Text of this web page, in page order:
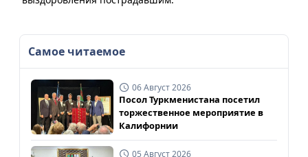
Самое читаемое
06 Август 2026
Посол Туркменистана посетил
торжественное мероприятие в
Калифорнии
05 Август 2026